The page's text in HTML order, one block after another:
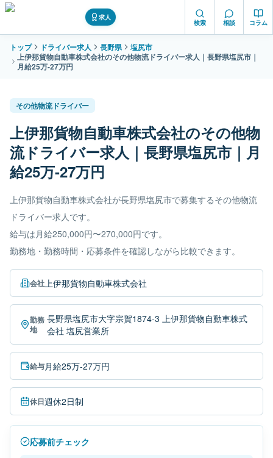
求人
検索 相談 コラム
トップ ドライバー求人 長野県
塩尻市
上伊那貨物自動車株式会社のその他物流ドライバー求人｜長野県塩尻市｜
月給25万-27万円
その他物流ドライバー
上伊那貨物自動車株式会社のその他物
流ドライバー求人｜長野県塩尻市｜月
給25万-27万円
上伊那貨物自動車株式会社が長野県塩尻市で募集するその他物流
ドライバー求人です。
給与は月給250,000円〜270,000円です。
勤務地・勤務時間・応募条件を確認しながら比較できます。
会社上伊那貨物自動車株式会社
勤務
地
長野県塩尻市大字宗賀1874-3 上伊那貨物自動車株式
会社 塩尻営業所
給与月給25万-27万円
休日週休2日制
応募前チェック